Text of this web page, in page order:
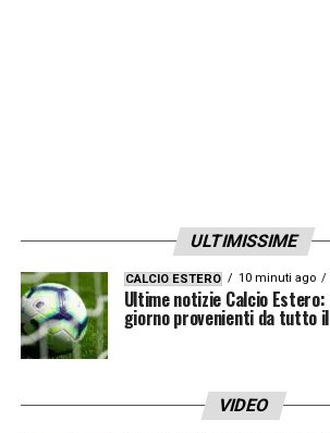
ULTIMISSIME
CALCIO ESTERO 10 minuti ago
Ultime notizie Calcio
giorno provenienti da tutto
VIDEO